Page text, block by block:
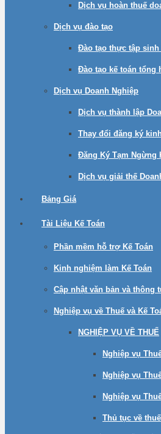
Dịch vụ hoàn thuế
Dịch vụ đào tạo
Đào tạo thực tập sinh
Đào tạo kế toán tổng
Dịch vụ Doanh Nghiệp
Dịch vụ thành lập
Thay đổi đăng ký
Đăng Ký Tạm Ngừng
Dịch vụ giải thế
Bảng Giá
Tài Liệu Kế Toán
Phần mềm hỗ trợ Kế Toán
Kinh nghiệm làm Kế Toán
Cập nhật văn bản và thông
Nghiệp vụ về Thuế và Kế
NGHIỆP VỤ VỀ THUẾ
Nghiệp vụ
Nghiệp vụ
Nghiệp vụ
Thủ tục về thuế